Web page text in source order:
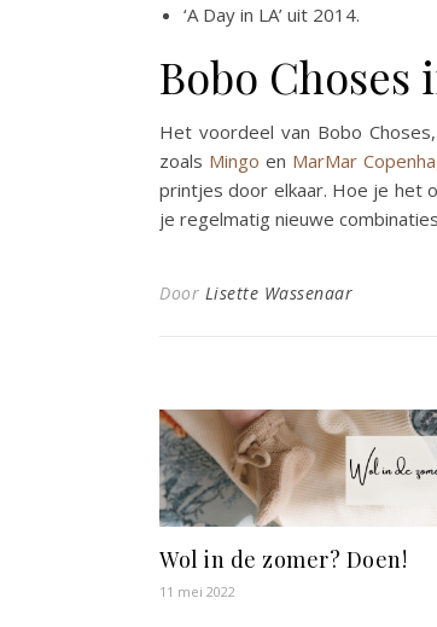
‘A Day in LA’ uit 2014.
Bobo
Het voordeel van Bobo
zoals Mingo en MarMar
printjes door elkaar. Hoe je het
je regelmatig nieuwe
Door Lisette Wassenaar
Wol in de zomer? Doen!
11 mei 2022